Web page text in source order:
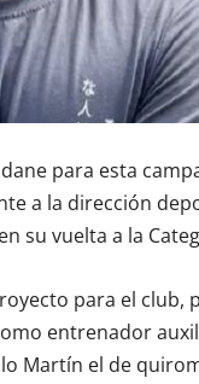
para esta
a la dirección
su vuelta a la
para el club,
entrenador
Martín el de